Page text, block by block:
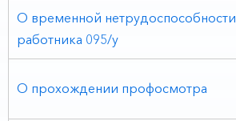
О временной нетрудоспособности
работника 095/у
О прохождении профосмотра